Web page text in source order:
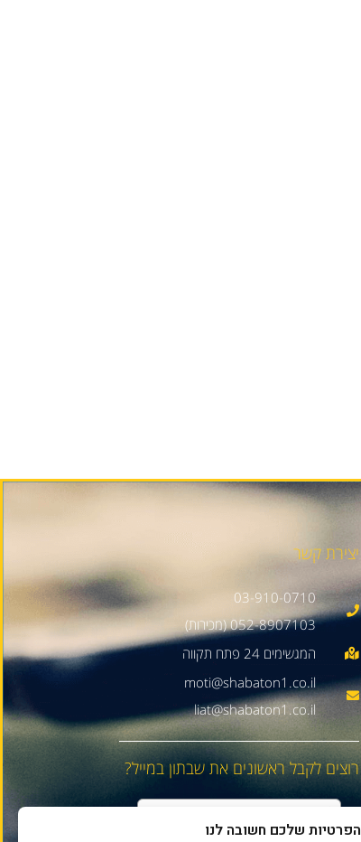
יצירת קשר
03-910-0710
052-8907103 (מכירות)
moti@shabaton1.co.il
liat@shabaton1.co.il
רוצים לקבל ראשונים את שבתון במייל?
הפרטיות שלכם חשובה לנו